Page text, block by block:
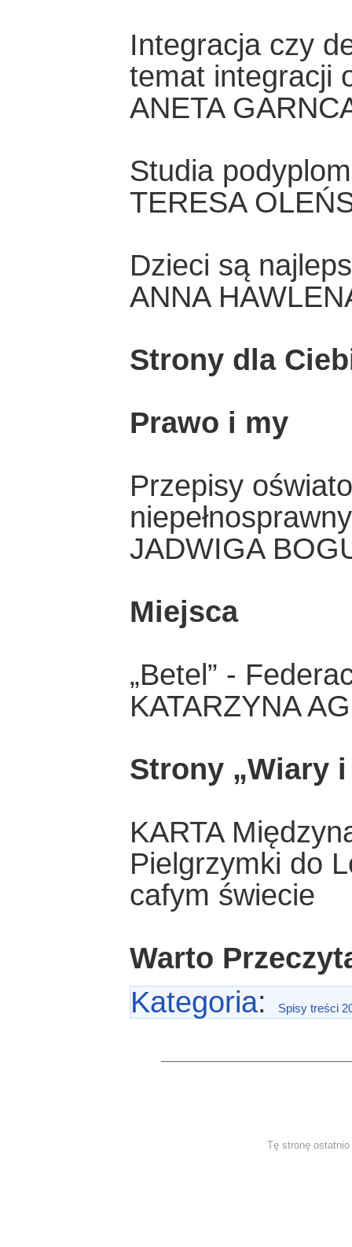
Integracja czy
temat integracji
ANETA
Studia
TERESA
Dzieci są
ANNA
Strony dla
Prawo i my
Przepisy
JADWIGA
Miejsca
„Betel” -
KATARZYNA
Strony „Wiary i
KARTA
Pielgrzymki do
cafym świecie
Warto
Kategoria: Spisy treści
Tę stronę